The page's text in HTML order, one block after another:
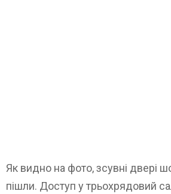
Як видно на фото, зсувні двері
пішли. Доступ у трьохрядовий